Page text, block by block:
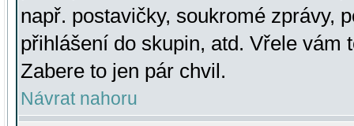
např. postavičky, soukromé zprávy,
přihlášení do skupin, atd. Vřele vám
Zabere to jen pár chvil.
Návrat nahoru